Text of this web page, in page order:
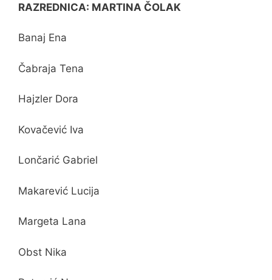
RAZREDNICA: MARTINA ČOLAK
Banaj Ena
Čabraja Tena
Hajzler Dora
Kovačević Iva
Lončarić Gabriel
Makarević Lucija
Margeta Lana
Obst Nika